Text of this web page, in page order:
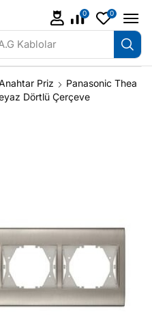
Kablolar
0 0
Priz
Panasonic Thea
Dörtlü Çerçeve